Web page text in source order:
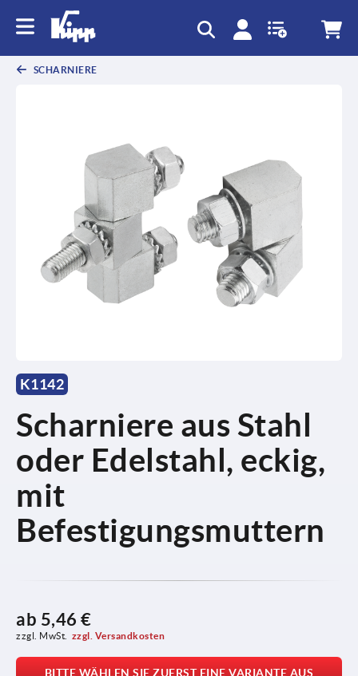
SCHARNIERE
K1142
Scharniere aus Stahl
oder Edelstahl, eckig,
mit
Befestigungsmuttern
ab 5,46 €
zzgl. MwSt. zzgl. Versandkosten
BITTE WÄHLEN SIE ZUERST EINE VARIANTE AUS